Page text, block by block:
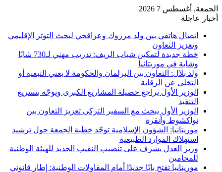
الجمعة, أغسطس 7 2026
أخبار عاجلة
اتصال هاتفي بين ولد مرزوك وعراقجي لبحث التوتر الإقليمي
وتعزيز التعاون
خطة جديدة لتمكين شباب الريف: تدريب مهني لـ730 شابًا
وشابة في موريتانيا
ولد بلال: التعاون بين البرلمان والحكومة لا يعني التبعية أو
التخلي عن الرقابة
الوزير الأول يراجع حصيلة المشاريع الكبرى ويوجّه بتسريع
التنفيذ
الوزير الأول يبحث مع السفير التركي تعزيز التعاون بين
نواكشوط وأنقرة
موريتانيا: الشؤون الإسلامية توحّد خطبة الجمعة حول ترشيد
استهلاك الموارد الطبيعية
وزير العدل يشرف على تنصيب النقيب الجديد للهيئة الوطنية
للمحامين
موريتانيا تفتح بابًا جديدًا أمام المقاولات الوطنية: إطار قانوني